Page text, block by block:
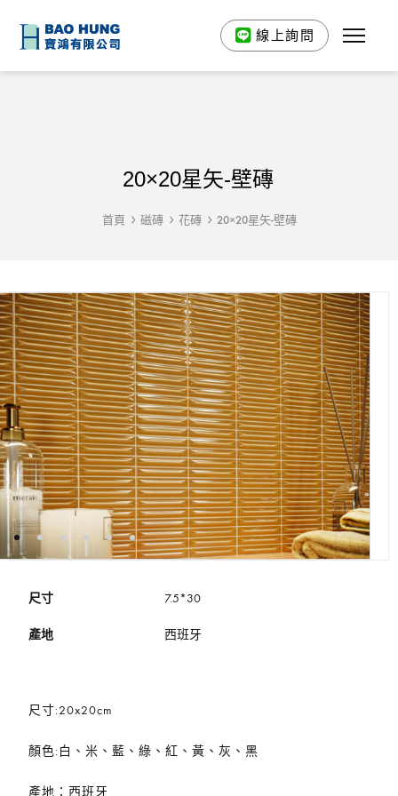
線上詢問
20×20星矢-壁磚
首頁 磁磚 花磚 20×20星矢-壁磚
尺寸 7.5*30
產地 西班牙
尺寸:20x20cm
顏色:白、米、藍、綠、紅、黃、灰、黑
產地：西班牙